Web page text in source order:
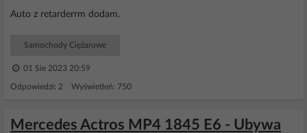
Auto z retarderrm dodam.
Samochody Ciężarowe
01 Sie 2023 20:59
Odpowiedzi: 2 Wyświetleń: 750
Mercedes Actros MP4 1845 E6 - Ubywa